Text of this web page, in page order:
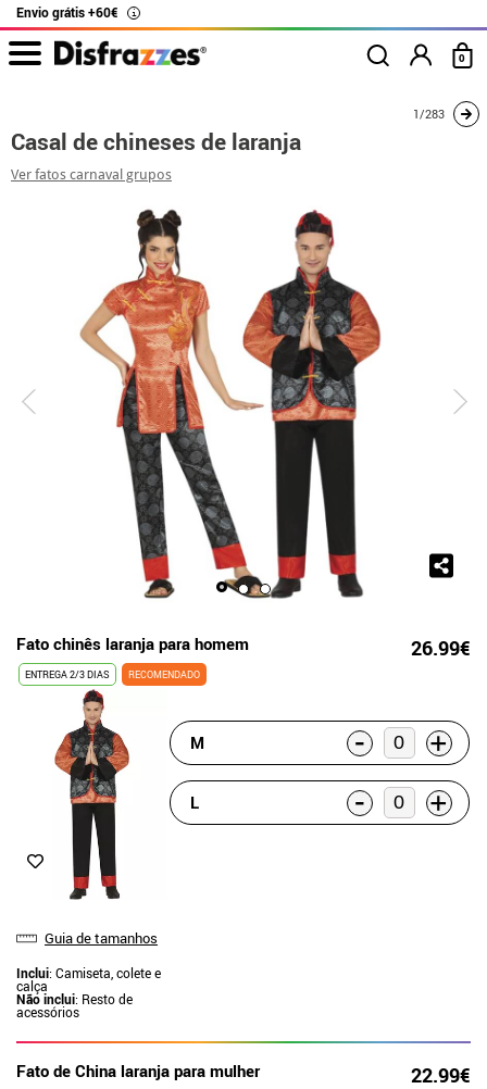
Envio grátis +60€ i
0
Casal de chineses de laranja1/283
Casal de chineses de laranja
Ver fatos carnaval grupos
Fato chinês laranja para homem 26.99€
ENTREGA 2/3 DIAS RECOMENDADO
Guia de tamanhos
Inclui: Camiseta, colete e
calça
Não inclui: Resto de
acessórios
M - +
L - +
Fato de China laranja para mulher 22.99€